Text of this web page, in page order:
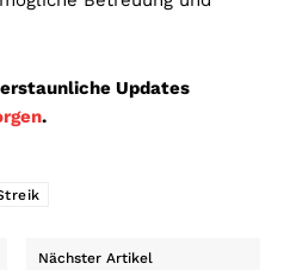
Updates
.
Nächster Artikel